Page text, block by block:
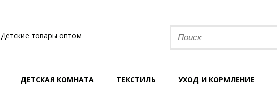
Детские товары оптом
ДЕТСКАЯ КОМНАТА ТЕКСТИЛЬ УХОД И КОРМЛЕНИЕ